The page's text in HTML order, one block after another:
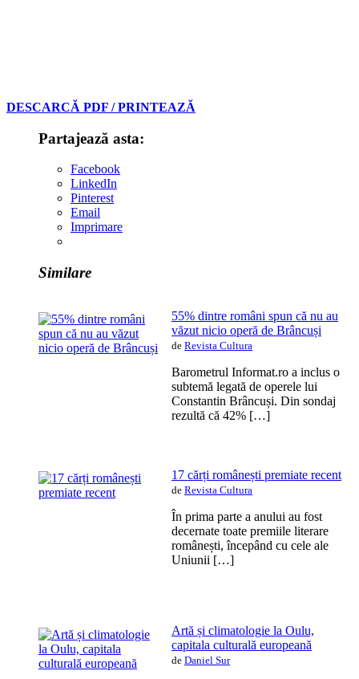
DESCARCĂ PDF / PRINTEAZĂ
Partajează asta:
Facebook
LinkedIn
Pinterest
Email
Imprimare
Similare
55% dintre români spun că nu au
văzut nicio operă de Brâncuși
de Revista Cultura
Barometrul Informat.ro a inclus o
subtemă legată de operele lui
Constantin Brâncuși. Din sondaj
rezultă că 42% […]
17 cărți românești premiate recent
de Revista Cultura
În prima parte a anului au fost
decernate toate premiile literare
românești, începând cu cele ale
Uniunii […]
Artă și climatologie la Oulu,
capitala culturală europeană
de Daniel Sur